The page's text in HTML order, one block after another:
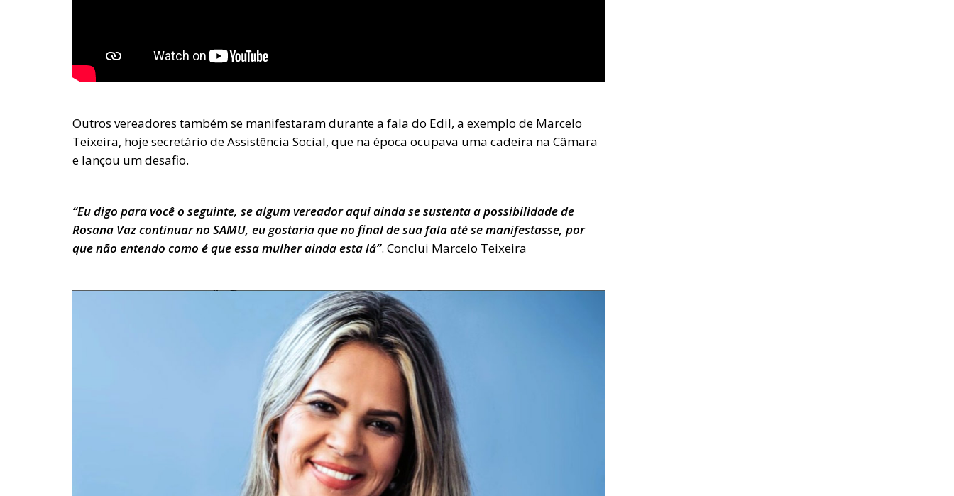
Outros vereadores também se manifestaram durante a fala do Edil, a exemplo de Marcelo
Teixeira, hoje secretário de Assistência Social, que na época ocupava uma cadeira na Câmara
e lançou um desafio.
“Eu digo para você o seguinte, se algum vereador aqui ainda se sustenta a possibilidade de
Rosana Vaz continuar no SAMU, eu gostaria que no final de sua fala até se manifestasse, por
que não entendo como é que essa mulher ainda esta lá”. Conclui Marcelo Teixeira